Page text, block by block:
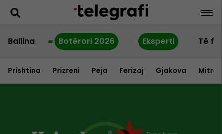
Ballina Botërori 2026 Eksperti Të
Prishtina Prizreni Peja Ferizaj Gjakova